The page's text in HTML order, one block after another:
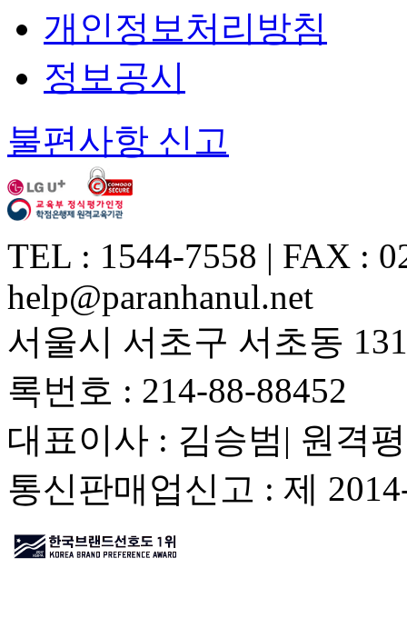
개인정보처리방침
정보공시
불편사항 신고
TEL : 1544-7558 | FAX :
help@paranhanul.net
서울시 서초구 서초동
록번호 : 214-88-88452
대표이사 : 김승범| 원격
통신판매업신고 : 제